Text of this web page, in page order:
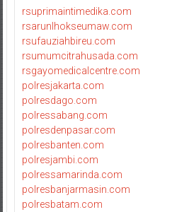
rsuprimaintimedika.com
rsarunlhokseumaw.com
rsufauziahbireu.com
rsumumcitrahusada.com
rsgayomedicalcentre.com
polresjakarta.com
polresdago.com
polressabang.com
polresdenpasar.com
polresbanten.com
polresjambi.com
polressamarinda.com
polresbanjarmasin.com
polresbatam.com